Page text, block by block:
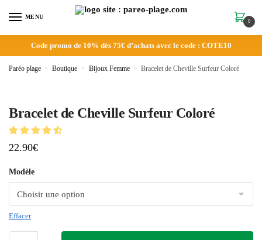
MENU
0
Code promo de 10% dès 75€ d’achats avec le code : COTE10
Paréo plage » Boutique » Bijoux Femme » Bracelet de Cheville Surfeur Coloré
Bracelet de Cheville Surfeur Coloré
22.90€
Modèle
Effacer